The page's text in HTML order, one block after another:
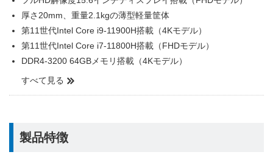
厚さ20mm、重量2.1kgの薄型軽量筐体
第11世代Intel Core i9-11900H搭載（4Kモデル）
第11世代Intel Core i7-11800H搭載（FHDモデル）
DDR4-3200 64GBメモリ搭載（4Kモデル）
すべて見る
製品特徴